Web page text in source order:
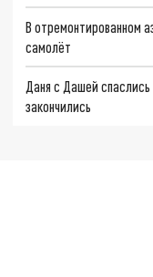
В отремонтированном
самолёт
Даня с Дашей
закончились